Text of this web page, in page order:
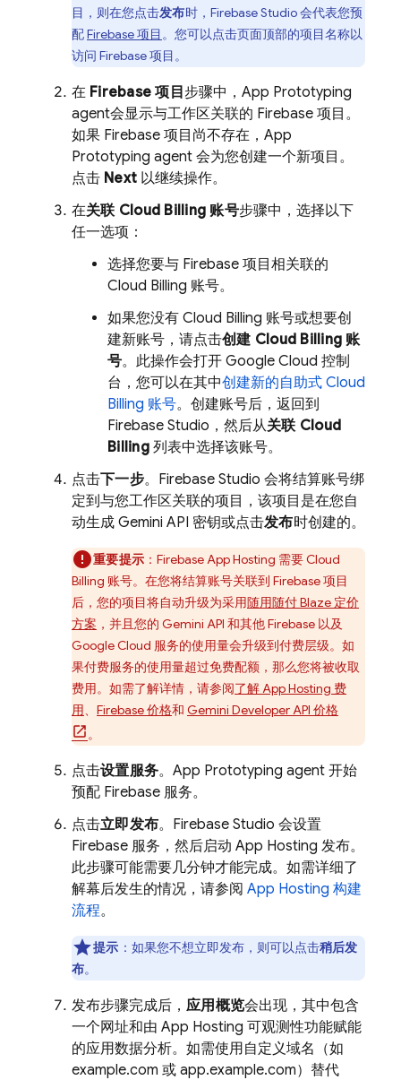
目，则在您点击发布时， Firebase Studio会代表您预
配Firebase 项目。您可以点击页面顶部的项目名称以
访问 Firebase 项目。
在 Firebase 项目 步骤中， App Prototyping
agent会显示与工作区关联的 Firebase 项目。
如果 Firebase 项目尚不存在， App
Prototyping agent 会为您创建一个新项目。
点击 Next 以继续操作。
在关联 Cloud Billing 账号步骤中，选择以下
任一选项：
选择您要与 Firebase 项目相关联的
Cloud Billing 账号。
如果您没有 Cloud Billing 账号或想要创
建新账号，请点击创建 Cloud Billing 账
号。此操作会打开Google Cloud 控制
台，您可以在其中创建新的自助式 Cloud
Billing 账号。创建账号后，返回到
Firebase Studio ，然后从关联 Cloud
Billing列表中选择该账号。
点击下一步。 Firebase Studio 会将结算账号绑
定到与您工作区关联的项目，该项目是在您自
动生成 Gemini API 密钥或点击发布时创建的。
重要提示 ： Firebase App Hosting 需要Cloud
Billing 账号。在您将结算账号关联到 Firebase 项目
后，您的项目将自动升级为采用随用随付 Blaze 定价
方案 ，并且您的 Gemini API 和其他 Firebase 以及
Google Cloud 服务的使用量会升级到付费层级。如
果付费服务的使用量超过免费配额，那么您将被收取
费用。如需了解详情，请参阅了解App Hosting 费
用、 Firebase 价格和 Gemini Developer API 价格
。
点击设置服务。 App Prototyping agent 开始
预配 Firebase 服务。
点击立即发布。 Firebase Studio 会设置
Firebase 服务，然后启动 App Hosting 发布。
此步骤可能需要几分钟才能完成。如需详细了
解幕后发生的情况，请参阅 App Hosting 构建
流程。
提示 ：如果您不想立即发布，则可以点击稍后发
布。
发布步骤完成后， 应用概览会出现，其中包含
一个网址和由 App Hosting 可观测性功能赋能
的应用数据分析。如需使用自定义域名（如
example.com 或 app.example.com）替代